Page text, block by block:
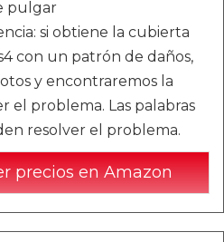
pulgar
si obtiene la cubierta
con un patrón de daños,
y encontraremos la
el problema. Las palabras
resolver el problema.
precios en Amazon